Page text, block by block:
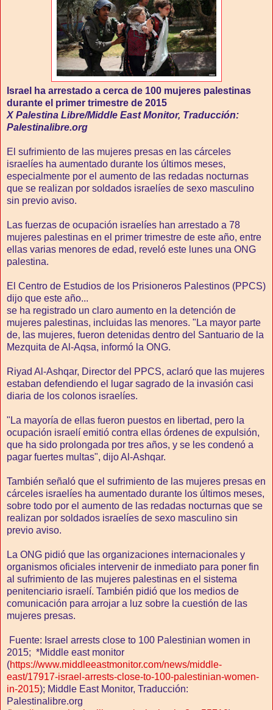
Israel ha arrestado a cerca de 100 mujeres palestinas
durante el primer trimestre de 2015
X Palestina Libre/Middle East Monitor, Traducción:
Palestinalibre.org
El sufrimiento de las mujeres presas en las cárceles
israelíes ha aumentado durante los últimos meses,
especialmente por el aumento de las redadas nocturnas
que se realizan por soldados israelíes de sexo masculino
sin previo aviso.
Las fuerzas de ocupación israelíes han arrestado a 78
mujeres palestinas en el primer trimestre de este año, entre
ellas varias menores de edad, reveló este lunes una ONG
palestina.
El Centro de Estudios de los Prisioneros Palestinos (PPCS)
dijo que este año...
se ha registrado un claro aumento en la detención de
mujeres palestinas, incluidas las menores. "La mayor parte
de, las mujeres, fueron detenidas dentro del Santuario de la
Mezquita de Al-Aqsa, informó la ONG.
Riyad Al-Ashqar, Director del PPCS, aclaró que las mujeres
estaban defendiendo el lugar sagrado de la invasión casi
diaria de los colonos israelíes.
"La mayoría de ellas fueron puestos en libertad, pero la
ocupación israelí emitió contra ellas órdenes de expulsión,
que ha sido prolongada por tres años, y se les condenó a
pagar fuertes multas", dijo Al-Ashqar.
También señaló que el sufrimiento de las mujeres presas en
cárceles israelíes ha aumentado durante los últimos meses,
sobre todo por el aumento de las redadas nocturnas que se
realizan por soldados israelíes de sexo masculino sin
previo aviso.
La ONG pidió que las organizaciones internacionales y
organismos oficiales intervenir de inmediato para poner fin
al sufrimiento de las mujeres palestinas en el sistema
penitenciario israelí. También pidió que los medios de
comunicación para arrojar a luz sobre la cuestión de las
mujeres presas.
Fuente: Israel arrests close to 100 Palestinian women in
2015; *Middle east monitor
(https://www.middleeastmonitor.com/news/middle-
east/17917-israel-arrests-close-to-100-palestinian-women-
in-2015); Middle East Monitor, Traducción:
Palestinalibre.org